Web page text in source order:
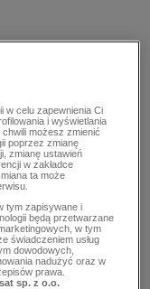
w celu zapewnienia Ci
i wyświetlania
możesz zmienić
poprzez zmianę
zmianę ustawień
w zakładce
ta może
tym zapisywane i
będą przetwarzane
w tym
świadczeniem usług
dowodowych,
nadużyć oraz w
prawa.
sp. z o.o.